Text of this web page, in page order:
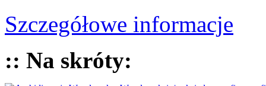
Szczegółowe informacje
:: Na skróty: